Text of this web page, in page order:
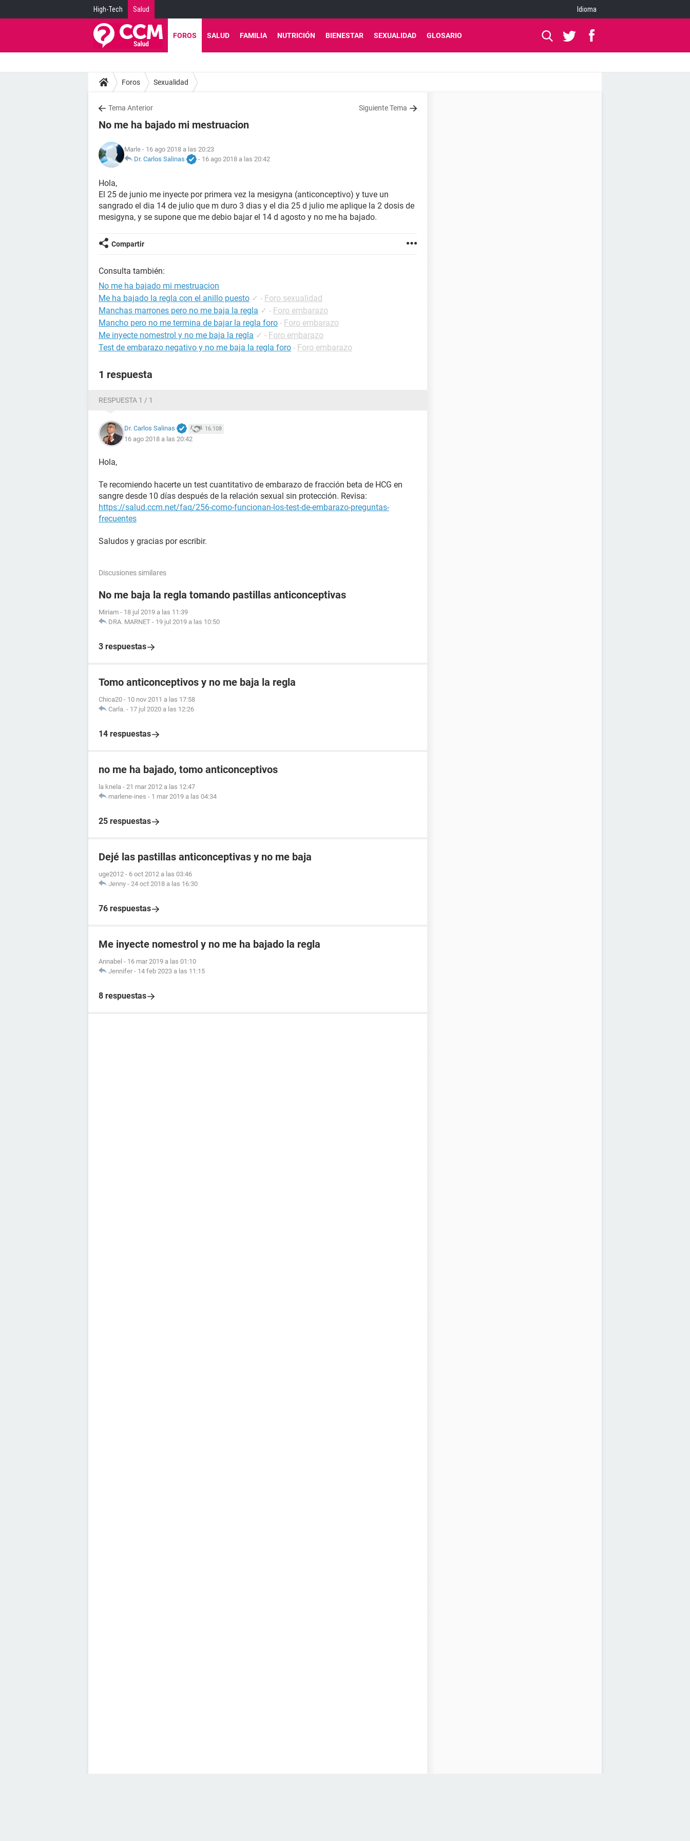
High-Tech Salud Idioma
FOROS SALUD FAMILIA NUTRICIÓN BIENESTAR SEXUALIDAD GLOSARIO
Foros Sexualidad
Tema Anterior Siguiente Tema
No me ha bajado mi mestruacion
Marle - 16 ago 2018 a las 20:23
Dr. Carlos Salinas
- 16 ago 2018 a las 20:42
Hola,
El 25 de junio me inyecte por primera vez la mesigyna (anticonceptivo) y tuve un
sangrado el dia 14 de julio que m duro 3 dias y el dia 25 d julio me aplique la 2 dosis de
mesigyna, y se supone que me debio bajar el 14 d agosto y no me ha bajado.
Compartir
Consulta también:
No me ha bajado mi mestruacion
Me ha bajado la regla con el anillo puesto ✓ - Foro sexualidad
Manchas marrones pero no me baja la regla ✓ - Foro embarazo
Mancho pero no me termina de bajar la regla foro - Foro embarazo
Me inyecte nomestrol y no me baja la regla ✓ - Foro embarazo
Test de embarazo negativo y no me baja la regla foro - Foro embarazo
1 respuesta
RESPUESTA 1 / 1
Dr. Carlos Salinas 16.108
16 ago 2018 a las 20:42
Hola,
Te recomiendo hacerte un test cuantitativo de embarazo de fracción beta de HCG en
sangre desde 10 días después de la relación sexual sin protección. Revisa:
https://salud.ccm.net/faq/256-como-funcionan-los-test-de-embarazo-preguntas-
frecuentes
Saludos y gracias por escribir.
Discusiones similares
No me baja la regla tomando pastillas anticonceptivas
Miriam - 18 jul 2019 a las 11:39
DRA. MARNET - 19 jul 2019 a las 10:50
3 respuestas
Tomo anticonceptivos y no me baja la regla
Chica20 - 10 nov 2011 a las 17:58
Carla. - 17 jul 2020 a las 12:26
14 respuestas
no me ha bajado, tomo anticonceptivos
la knela - 21 mar 2012 a las 12:47
marlene-ines - 1 mar 2019 a las 04:34
25 respuestas
Dejé las pastillas anticonceptivas y no me baja
uge2012 - 6 oct 2012 a las 03:46
Jenny - 24 oct 2018 a las 16:30
76 respuestas
Me inyecte nomestrol y no me ha bajado la regla
Annabel - 16 mar 2019 a las 01:10
Jennifer - 14 feb 2023 a las 11:15
8 respuestas